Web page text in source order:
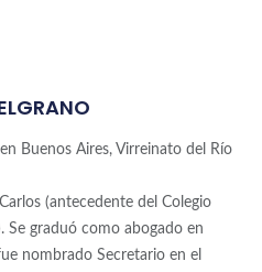
Buenos Aires, Virreinato del Río
(antecedente del Colegio
Se graduó como abogado en
nombrado Secretario en el